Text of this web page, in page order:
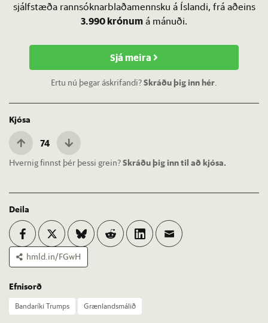
sjálfstæða rannsóknarblaðamennsku á Íslandi, frá aðeins
3.990 krónum á mánuði.
Sjá meira
Ertu nú þegar áskrifandi?Skráðu þig inn hér.
Kjósa
74
Hvernig finnst þér þessi grein?Skráðu þig inn til að kjósa.
Deila
hmld.in/FGwH
Efnisorð
Banda­ríki Trumps Græn­lands­mál­ið